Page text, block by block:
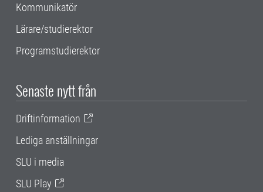
Kommunikatör
Lärare/studierektor
Programstudierektor
Senaste nytt från
Driftinformation
Lediga anställningar
SLU i media
SLU Play